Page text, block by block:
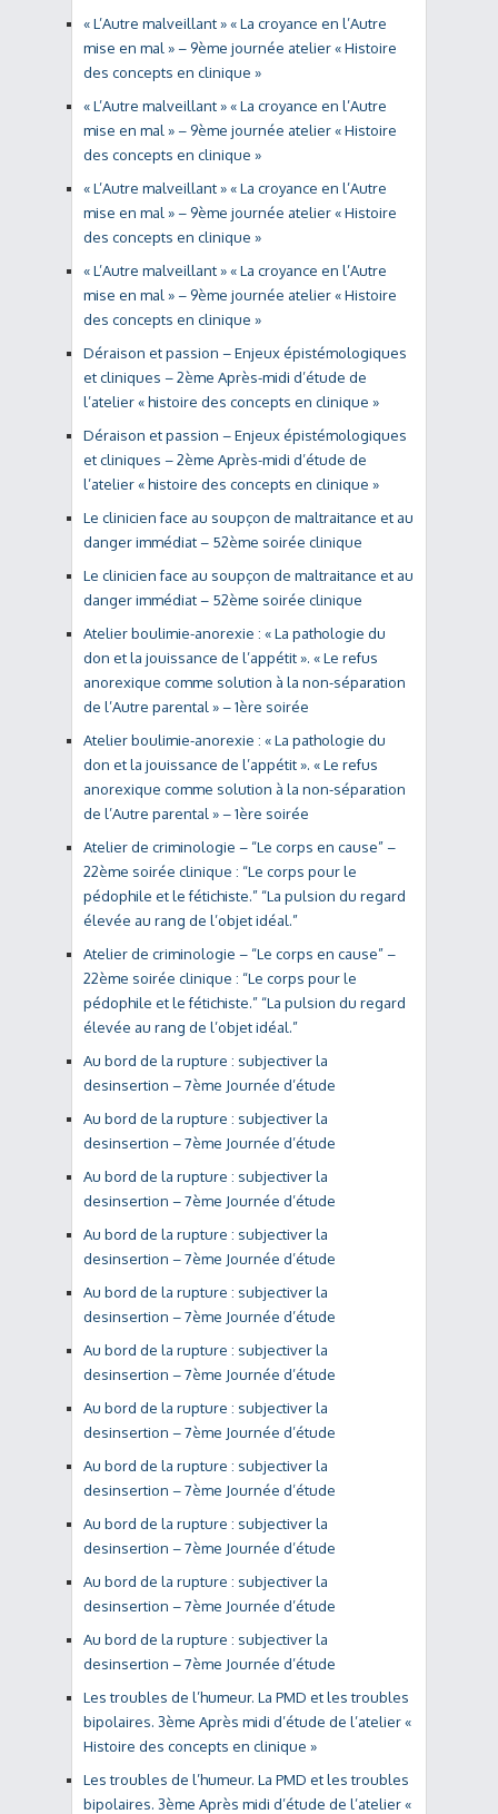
« L’Autre malveillant » « La croyance en l’Autre
mise en mal » – 9ème journée atelier « Histoire
des concepts en clinique »
« L’Autre malveillant » « La croyance en l’Autre
mise en mal » – 9ème journée atelier « Histoire
des concepts en clinique »
« L’Autre malveillant » « La croyance en l’Autre
mise en mal » – 9ème journée atelier « Histoire
des concepts en clinique »
« L’Autre malveillant » « La croyance en l’Autre
mise en mal » – 9ème journée atelier « Histoire
des concepts en clinique »
Déraison et passion – Enjeux épistémologiques
et cliniques – 2ème Après-midi d’étude de
l’atelier « histoire des concepts en clinique »
Déraison et passion – Enjeux épistémologiques
et cliniques – 2ème Après-midi d’étude de
l’atelier « histoire des concepts en clinique »
Le clinicien face au soupçon de maltraitance et au
danger immédiat – 52ème soirée clinique
Le clinicien face au soupçon de maltraitance et au
danger immédiat – 52ème soirée clinique
Atelier boulimie-anorexie : « La pathologie du
don et la jouissance de l’appétit ». « Le refus
anorexique comme solution à la non-séparation
de l’Autre parental » – 1ère soirée
Atelier boulimie-anorexie : « La pathologie du
don et la jouissance de l’appétit ». « Le refus
anorexique comme solution à la non-séparation
de l’Autre parental » – 1ère soirée
Atelier de criminologie – “Le corps en cause” –
22ème soirée clinique : “Le corps pour le
pédophile et le fétichiste.” “La pulsion du regard
élevée au rang de l’objet idéal.”
Atelier de criminologie – “Le corps en cause” –
22ème soirée clinique : “Le corps pour le
pédophile et le fétichiste.” “La pulsion du regard
élevée au rang de l’objet idéal.”
Au bord de la rupture : subjectiver la
desinsertion – 7ème Journée d’étude
Au bord de la rupture : subjectiver la
desinsertion – 7ème Journée d’étude
Au bord de la rupture : subjectiver la
desinsertion – 7ème Journée d’étude
Au bord de la rupture : subjectiver la
desinsertion – 7ème Journée d’étude
Au bord de la rupture : subjectiver la
desinsertion – 7ème Journée d’étude
Au bord de la rupture : subjectiver la
desinsertion – 7ème Journée d’étude
Au bord de la rupture : subjectiver la
desinsertion – 7ème Journée d’étude
Au bord de la rupture : subjectiver la
desinsertion – 7ème Journée d’étude
Au bord de la rupture : subjectiver la
desinsertion – 7ème Journée d’étude
Au bord de la rupture : subjectiver la
desinsertion – 7ème Journée d’étude
Au bord de la rupture : subjectiver la
desinsertion – 7ème Journée d’étude
Les troubles de l’humeur. La PMD et les troubles
bipolaires. 3ème Après midi d’étude de l’atelier «
Histoire des concepts en clinique »
Les troubles de l’humeur. La PMD et les troubles
bipolaires. 3ème Après midi d’étude de l’atelier «